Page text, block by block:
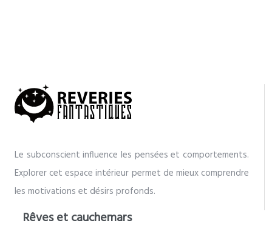
Le subconscient influence les pensées et comportements.
Explorer cet espace intérieur permet de mieux comprendre
les motivations et désirs profonds.
Rêves et cauchemars